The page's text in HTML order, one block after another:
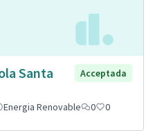
Santa
Acceptada
Energia Renovable 0 0